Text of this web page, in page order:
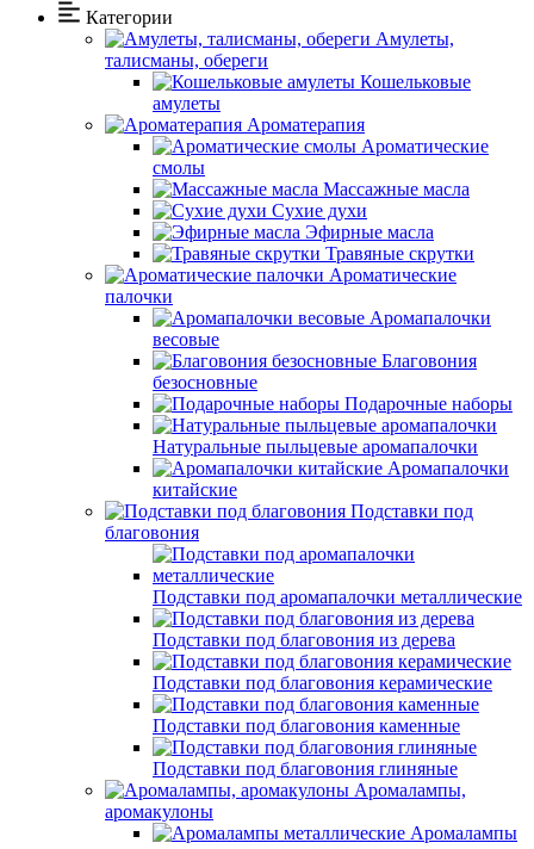
Категории
Амулеты,
талисманы, обереги
Кошельковые
амулеты
Ароматерапия
Ароматические
смолы
Массажные масла
Сухие духи
Эфирные масла
Травяные скрутки
Ароматические
палочки
Аромапалочки
весовые
Благовония
безосновные
Подарочные наборы
Натуральные пыльцевые аромапалочки
Аромапалочки
китайские
Подставки под
благовония
Подставки под аромапалочки металлические
Подставки под благовония из дерева
Подставки под благовония керамические
Подставки под благовония каменные
Подставки под благовония глиняные
Аромалампы,
аромакулоны
Аромалампы